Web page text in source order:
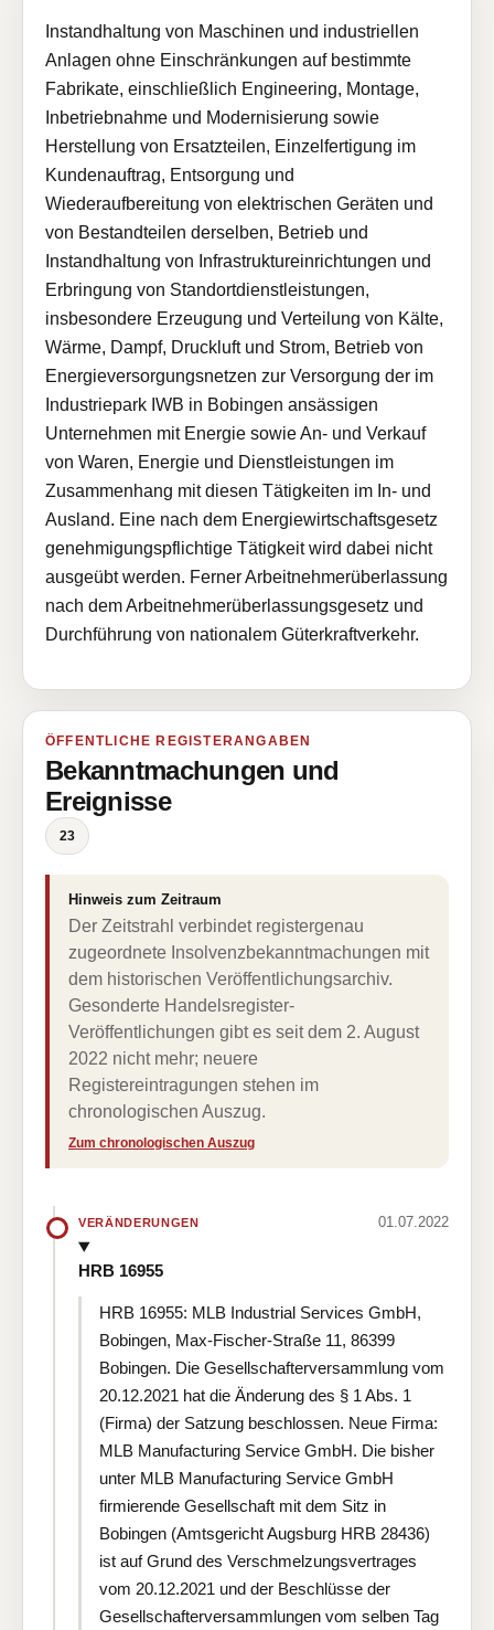
Instandhaltung von Maschinen und industriellen
Anlagen ohne Einschränkungen auf bestimmte
Fabrikate, einschließlich Engineering, Montage,
Inbetriebnahme und Modernisierung sowie
Herstellung von Ersatzteilen, Einzelfertigung im
Kundenauftrag, Entsorgung und
Wiederaufbereitung von elektrischen Geräten und
von Bestandteilen derselben, Betrieb und
Instandhaltung von Infrastruktureinrichtungen und
Erbringung von Standortdienstleistungen,
insbesondere Erzeugung und Verteilung von Kälte,
Wärme, Dampf, Druckluft und Strom, Betrieb von
Energieversorgungsnetzen zur Versorgung der im
Industriepark IWB in Bobingen ansässigen
Unternehmen mit Energie sowie An- und Verkauf
von Waren, Energie und Dienstleistungen im
Zusammenhang mit diesen Tätigkeiten im In- und
Ausland. Eine nach dem Energiewirtschaftsgesetz
genehmigungspflichtige Tätigkeit wird dabei nicht
ausgeübt werden. Ferner Arbeitnehmerüberlassung
nach dem Arbeitnehmerüberlassungsgesetz und
Durchführung von nationalem Güterkraftverkehr.
ÖFFENTLICHE REGISTERANGABEN
Bekanntmachungen und
Ereignisse
23
Hinweis zum Zeitraum
Der Zeitstrahl verbindet registergenau
zugeordnete Insolvenzbekanntmachungen mit
dem historischen Veröffentlichungsarchiv.
Gesonderte Handelsregister-
Veröffentlichungen gibt es seit dem 2. August
2022 nicht mehr; neuere
Registereintragungen stehen im
chronologischen Auszug.
Zum chronologischen Auszug
VERÄNDERUNGEN 01.07.2022
HRB 16955
HRB 16955: MLB Industrial Services GmbH,
Bobingen, Max-Fischer-Straße 11, 86399
Bobingen. Die Gesellschafterversammlung vom
20.12.2021 hat die Änderung des § 1 Abs. 1
(Firma) der Satzung beschlossen. Neue Firma:
MLB Manufacturing Service GmbH. Die bisher
unter MLB Manufacturing Service GmbH
firmierende Gesellschaft mit dem Sitz in
Bobingen (Amtsgericht Augsburg HRB 28436)
ist auf Grund des Verschmelzungsvertrages
vom 20.12.2021 und der Beschlüsse der
Gesellschafterversammlungen vom selben Tag